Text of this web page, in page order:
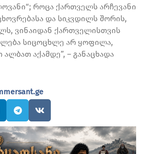
როცა ქართველს არჩევანი
და სიკვდილს შორის,
ვინაიდან ქართველისთვის
სიცოცხლე არ ყოფილა,
აქამდე”, – განაცხადა